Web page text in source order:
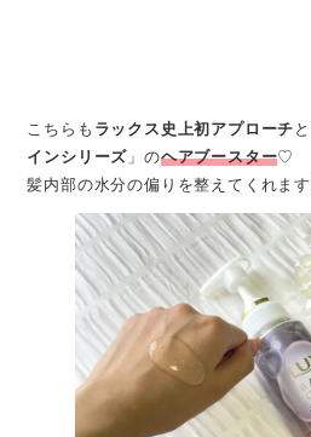
こちらも ラックス史上初アプローチ
インシリーズ 」のヘアブースター♡
髪内部の水分の偏りを整えてくれま